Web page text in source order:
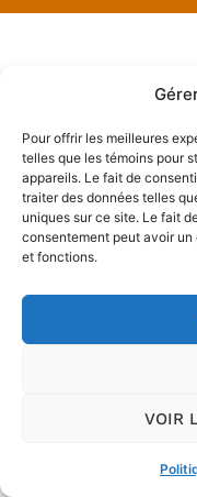
Pour offrir les meilleures
telles que les témoins pour
appareils. Le fait de
traiter des données telles
uniques sur ce site. Le fait
consentement peut avoir
et fonctions.
VOIR